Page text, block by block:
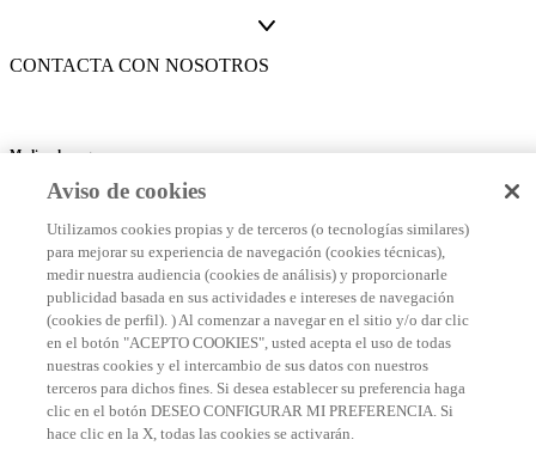
CONTACTA CON NOSOTROS
Medios de pago
Este es un sitio seguro
Preferencias de cookies
Aviso de cookies
Utilizamos cookies propias y de terceros (o tecnologías similares)
para mejorar su experiencia de navegación (cookies técnicas),
medir nuestra audiencia (cookies de análisis) y proporcionarle
publicidad basada en sus actividades e intereses de navegación
(cookies de perfil). ) Al comenzar a navegar en el sitio y/o dar clic
en el botón "ACEPTO COOKIES", usted acepta el uso de todas
nuestras cookies y el intercambio de sus datos con nuestros
terceros para dichos fines. Si desea establecer su preferencia haga
clic en el botón DESEO CONFIGURAR MI PREFERENCIA. Si
hace clic en la X, todas las cookies se activarán.